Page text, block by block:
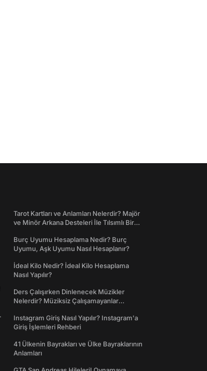
Tarot Kartları ve Anlamları Nelerdir? Majör
ve Minör Arkana Desteleri İle Tılsımlı Bir
Burç Uyumu Hesaplama Nedir? Burç
Uyumu, Aşk Uyumu Nasıl Hesaplanır?
İdeal Kilo Nedir? İdeal Kilo Hesaplama
Nasıl Yapılır?
Ders Çalışırken Dinlenecek Müzikler
Nelerdir? Müziksiz Çalışamayanlar
Instagram Giriş Nasıl Yapılır? Instagram'a
Giriş İşlemleri Rehberi
41 Ülkenin Bayrakları ve Ülke Bayraklarının
Anlamları